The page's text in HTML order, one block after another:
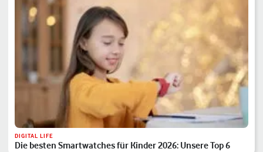
DIGITAL LIFE
Die besten Smartwatches für Kinder 2026: Unsere Top 6